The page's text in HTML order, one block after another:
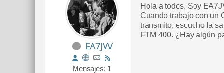
EA7JVV
Mensajes: 1
Hola a todos. Soy
Cuando trabajo con un
transmito, escucho la
FTM 400. ¿Hay algún